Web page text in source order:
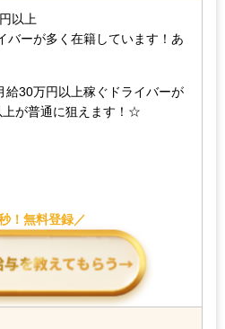
以上
バーが多く在籍しています！あ
30万円以上稼ぐドライバーが
が普通に狙えます！☆
！無料登録